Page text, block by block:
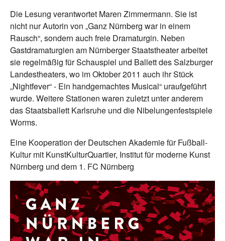
Die Lesung verantwortet Maren Zimmermann. Sie ist
nicht nur Autorin von „Ganz Nürnberg war in einem
Rausch“, sondern auch freie Dramaturgin. Neben
Gastdramaturgien am Nürnberger Staatstheater arbeitet
sie regelmäßig für Schauspiel und Ballett des Salzburger
Landestheaters, wo im Oktober 2011 auch ihr Stück
„Nightfever“ - Ein handgemachtes Musical“ uraufgeführt
wurde. Weitere Stationen waren zuletzt unter anderem
das Staatsballett Karlsruhe und die Nibelungenfestspiele
Worms.
Eine Kooperation der Deutschen Akademie für Fußball-
Kultur mit KunstKulturQuartier, Institut für moderne Kunst
Nürnberg und dem 1. FC Nürnberg